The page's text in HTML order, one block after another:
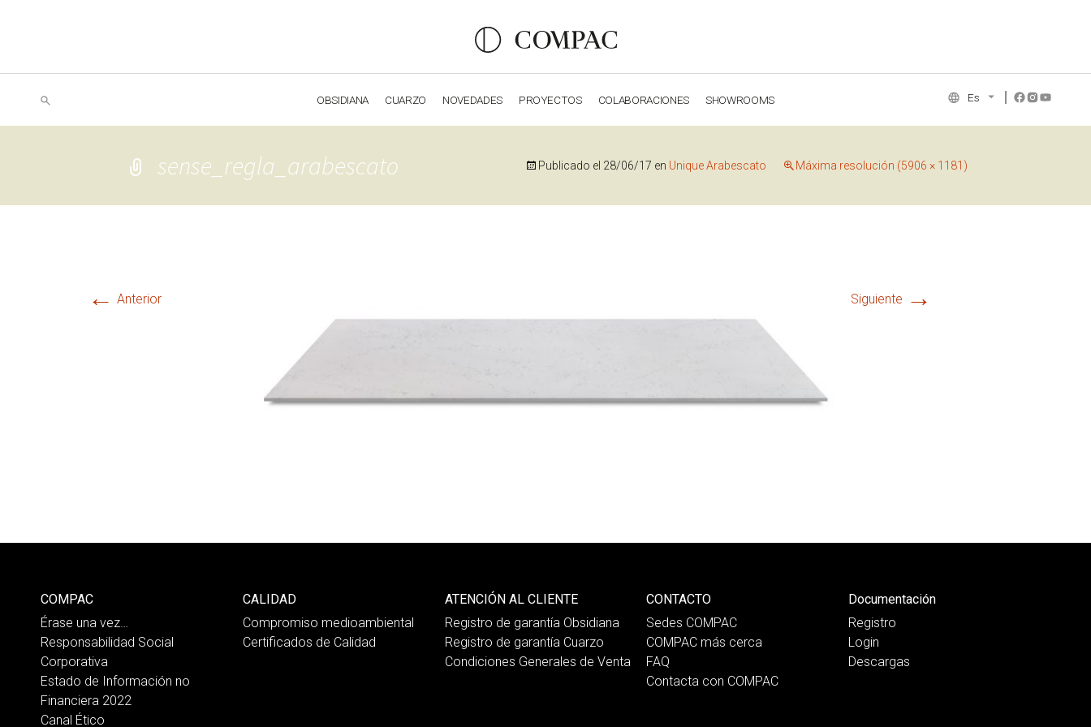
OBSIDIANA CUARZO NOVEDADES PROYECTOS COLABORACIONES SHOWROOMS Es
sense_regla_arabescato Publicado el 28/06/17 en Unique Arabescato Máxima resolución (5906 × 1181)
← Anterior Siguiente →
COMPAC
Érase una vez…
Responsabilidad Social
Corporativa
Estado de Información no
Financiera 2022
Canal Ético
CALIDAD
Compromiso medioambiental
Certificados de Calidad
ATENCIÓN AL CLIENTE
Registro de garantía Obsidiana
Registro de garantía Cuarzo
Condiciones Generales de Venta
CONTACTO
Sedes COMPAC
COMPAC más cerca
FAQ
Contacta con COMPAC
Documentación
Registro
Login
Descargas